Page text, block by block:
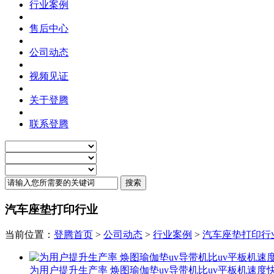
行业案例
售后中心
公司动态
视频见证
关于登腾
联系登腾
汽车座垫打印行业
当前位置： 登腾首页 > 公司动态 > 行业案例 > 汽车座垫打印行
为用户提升生产率 焕图瑜伽垫uv导带机比uv平板机速度